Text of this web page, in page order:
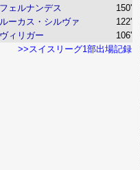
フェルナンデス
150'
ルーカス・シルヴァ
122'
ヴィリガー
106'
>>スイスリーグ1部出場記録